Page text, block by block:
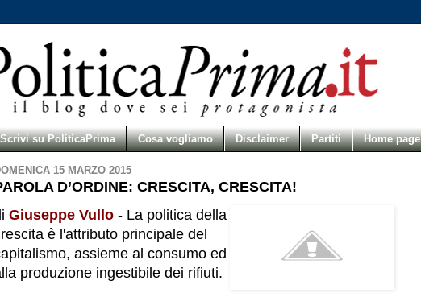
Scrivi su PoliticaPrima Cosa vogliamo Disclaimer Partiti Home page
15 MARZO 2015
D’ORDINE: CRESCITA, CRESCITA!
Giuseppe Vullo - La politica della
è l'attributo principale del
assieme al consumo ed
produzione ingestibile dei rifiuti.